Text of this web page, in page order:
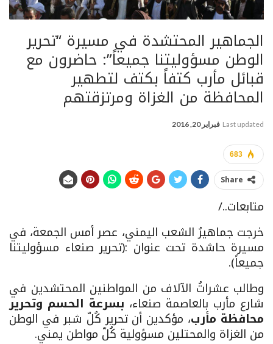
الجماهير المحتشدة في مسيرة “تحرير
الوطن مسؤوليتنا جميعاً”: حاضرون مع
قبائل مأرب كتفاً بكتف لتطهير
المحافظة من الغزاة ومرتزقتهم
Last updated فبراير 20, 2016
683
Share
متابعات../
خرجت جماهيرُ الشعب اليمني، عصر أمس الجمعة، في
مسيرة حاشدة تحت عنوان :(تحرير صنعاء مسؤوليتنا
جميعاً).
وطالب عشراتُ الآلاف من المواطنين المحتشدين في
شارع مأرب بالعاصمة صنعاء، بسرعة الحسم وتحرير
محافظة مأرب، مؤكدين أن تحرير كُلّ شبر في الوطن
من الغزاة والمحتلين مسؤولية كُلّ مواطن يمني.